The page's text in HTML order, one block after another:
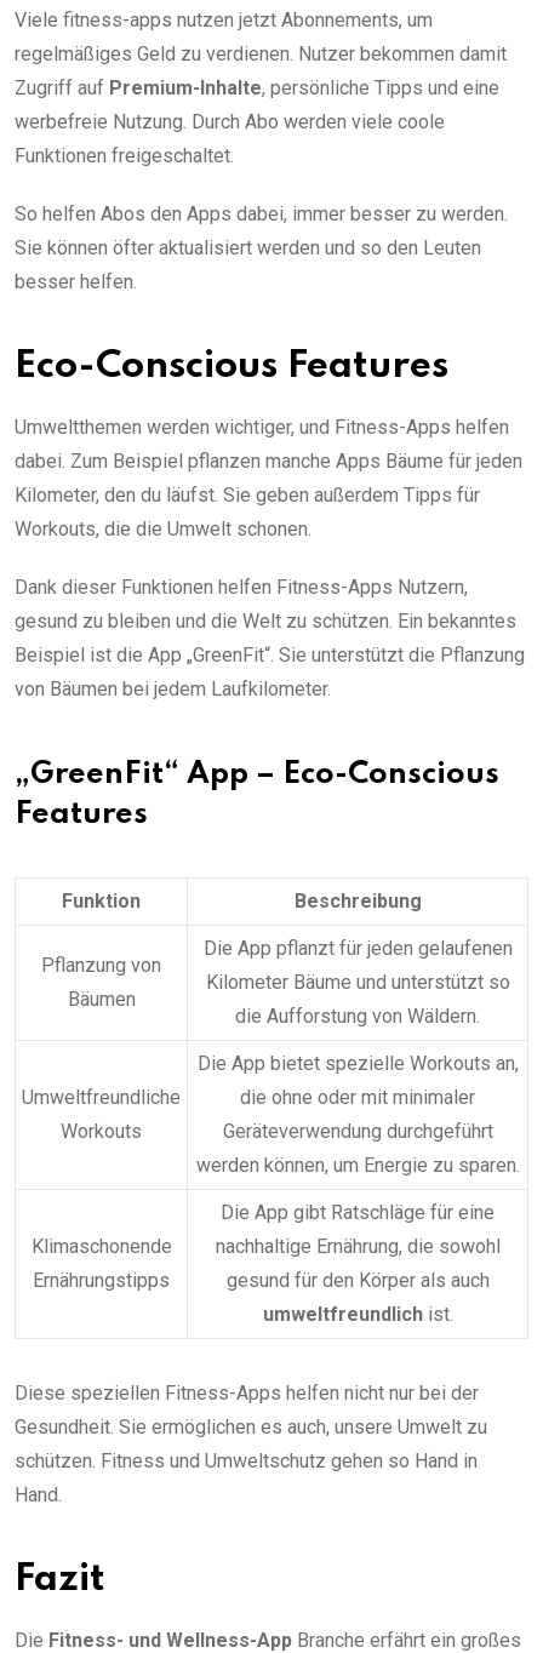
Viele fitness-apps nutzen jetzt Abonnements, um
regelmäßiges Geld zu verdienen. Nutzer bekommen damit
Zugriff auf Premium-Inhalte, persönliche Tipps und eine
werbefreie Nutzung. Durch Abo werden viele coole
Funktionen freigeschaltet.
So helfen Abos den Apps dabei, immer besser zu werden.
Sie können öfter aktualisiert werden und so den Leuten
besser helfen.
Eco-Conscious Features
Umweltthemen werden wichtiger, und Fitness-Apps helfen
dabei. Zum Beispiel pflanzen manche Apps Bäume für jeden
Kilometer, den du läufst. Sie geben außerdem Tipps für
Workouts, die die Umwelt schonen.
Dank dieser Funktionen helfen Fitness-Apps Nutzern,
gesund zu bleiben und die Welt zu schützen. Ein bekanntes
Beispiel ist die App „GreenFit“. Sie unterstützt die Pflanzung
von Bäumen bei jedem Laufkilometer.
„GreenFit“ App – Eco-Conscious
Features
Funktion Beschreibung
Pflanzung von
Bäumen
Die App pflanzt für jeden gelaufenen
Kilometer Bäume und unterstützt so
die Aufforstung von Wäldern.
Umweltfreundliche
Workouts
Die App bietet spezielle Workouts an,
die ohne oder mit minimaler
Geräteverwendung durchgeführt
werden können, um Energie zu sparen.
Klimaschonende
Ernährungstipps
Die App gibt Ratschläge für eine
nachhaltige Ernährung, die sowohl
gesund für den Körper als auch
umweltfreundlichist.
Diese speziellen Fitness-Apps helfen nicht nur bei der
Gesundheit. Sie ermöglichen es auch, unsere Umwelt zu
schützen. Fitness und Umweltschutz gehen so Hand in
Hand.
Fazit
Die Fitness- und Wellness-App Branche erfährt ein großes